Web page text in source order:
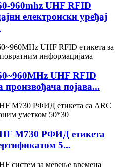
960mhz UHF RFID
електронски уређај
UHF RFID
произвођача појава...
M730 РФИД етикета
5...